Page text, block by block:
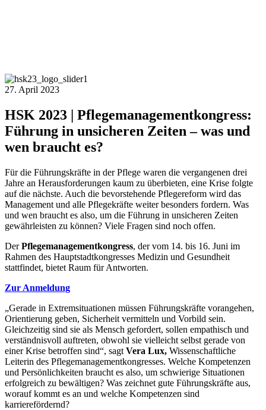
27. April 2023
HSK 2023 | Pflegemanagementkongress:
Führung in unsicheren Zeiten – was und
wen braucht es?
Für die Führungskräfte in der Pflege waren die vergangenen drei
Jahre an Herausforderungen kaum zu überbieten, eine Krise folgte
auf die nächste. Auch die bevorstehende Pflegereform wird das
Management und alle Pflegekräfte weiter besonders fordern. Was
und wen braucht es also, um die Führung in unsicheren Zeiten
gewährleisten zu können? Viele Fragen sind noch offen.
DerPflegemanagementkongress, der vom 14. bis 16. Juni im
Rahmen des Hauptstadtkongresses Medizin und Gesundheit
stattfindet, bietet Raum für Antworten.
Zur Anmeldung
„Gerade in Extremsituationen müssen Führungskräfte vorangehen,
Orientierung geben, Sicherheit vermitteln und Vorbild sein.
Gleichzeitig sind sie als Mensch gefordert, sollen empathisch und
verständnisvoll auftreten, obwohl sie vielleicht selbst gerade von
einer Krise betroffen sind“, sagt Vera Lux, Wissenschaftliche
Leiterin des Pflegemanagementkongresses. Welche Kompetenzen
und Persönlichkeiten braucht es also, um schwierige Situationen
erfolgreich zu bewältigen? Was zeichnet gute Führungskräfte aus,
worauf kommt es an und welche Kompetenzen sind
karrierefördernd?